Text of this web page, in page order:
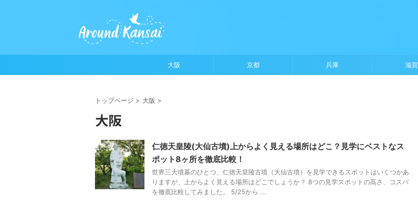
大阪 京都 兵庫 滋賀
トップページ > 大阪 >
大阪
仁徳天皇陵(大仙古墳)上からよく見える場所はどこ？見学にベストなス
ポット8ヶ所を徹底比較！
世界三大墳墓のひとつ、仁徳天皇陵古墳（大仙古墳）を見学できるスポットはいくつかあ
りますが、上からよく見える場所はどこでしょうか？ 8つの見学スポットの高さ、コスパ
を徹底比較してみました。 5/25から ...